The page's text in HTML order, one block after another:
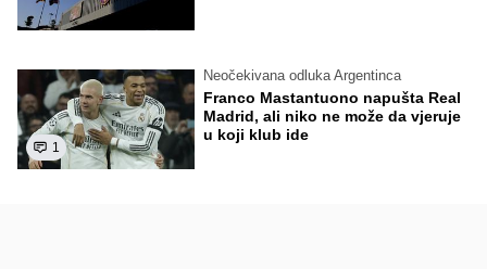
1
Neočekivana odluka Argentinca
Franco Mastantuono napušta Real
Madrid, ali niko ne može da vjeruje
u koji klub ide